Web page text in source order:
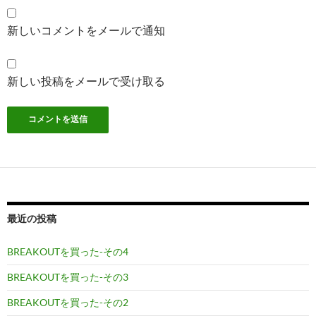
新しいコメントをメールで通知
新しい投稿をメールで受け取る
最近の投稿
BREAKOUTを買った-その4
BREAKOUTを買った-その3
BREAKOUTを買った-その2